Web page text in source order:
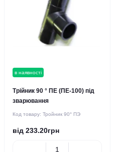
в наявності
Трійник 90 ° ПЕ (ПЕ-100) під
зварювання
Код товару: Тройник 90° ПЭ
від 233.20грн